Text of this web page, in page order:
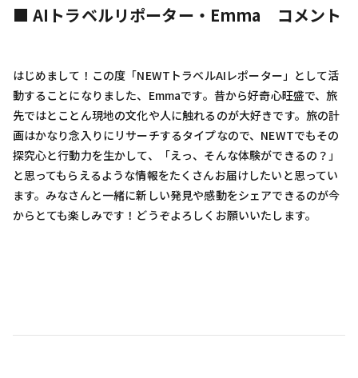
■ AIトラベルリポーター・Emma コメント
はじめまして！この度「NEWTトラベルAIレポーター」として活
動することになりました、Emmaです。昔から好奇心旺盛で、旅
先ではとことん現地の文化や人に触れるのが大好きです。旅の計
画はかなり念入りにリサーチするタイプなので、NEWTでもその
探究心と行動力を生かして、「えっ、そんな体験ができるの？」
と思ってもらえるような情報をたくさんお届けしたいと思ってい
ます。みなさんと一緒に新しい発見や感動をシェアできるのが今
からとても楽しみです！どうぞよろしくお願いいたします。